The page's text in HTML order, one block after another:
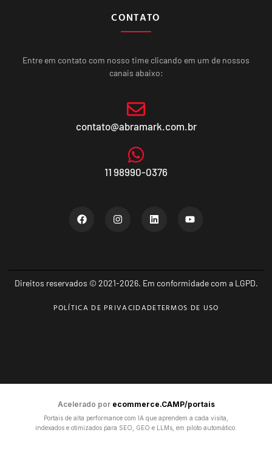
CONTATO
Entre em contato com nosso time clicando em um de nossos
canais abaixo:
contato@abramark.com.br
11 98990-0376
Direitos reservados © 2021-2026. Em conformidade com a LGPD.
POLÍTICA DE PRIVACIDADETERMOS DE USO
Acelerado por ecommerce.CAMP/portais
Portais de alta performance com IA que aprendem a cada visita,
indexados e otimizados para SEO, GEO e LLMs, em piloto automático.